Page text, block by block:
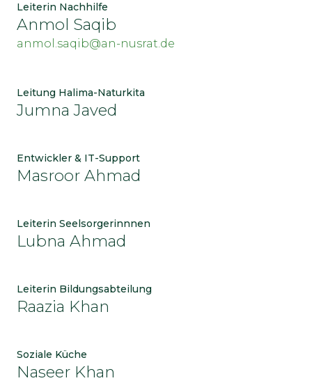
Leiterin Nachhilfe
Anmol Saqib
anmol.saqib@an-nusrat.de
Leitung Halima-Naturkita
Jumna Javed
Entwickler & IT-Support
Masroor Ahmad
Leiterin Seelsorgerinnnen
Lubna Ahmad
Leiterin Bildungsabteilung
Raazia Khan
Soziale Küche
Naseer Khan